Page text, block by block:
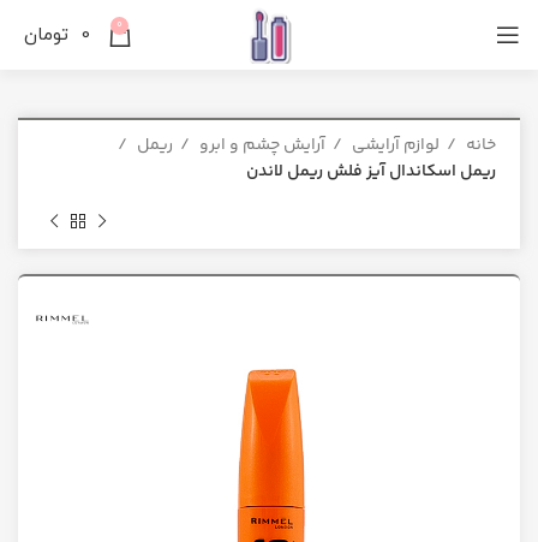
0
0 تومان
خانه لوازم آرایشی آرایش چشم و ابرو
ریمل
ریمل اسکاندال آیز فلش ریمل لاندن